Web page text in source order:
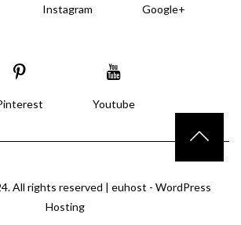
Instagram Google+
Youtube
All rights reserved | euhost - WordPress
Hosting